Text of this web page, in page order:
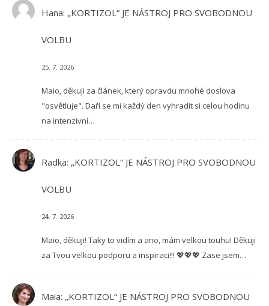
Hana: „KORTIZOL“ JE NÁSTROJ PRO SVOBODNOU
VOLBU
25. 7. 2026
Maio, děkuji za článek, který opravdu mnohé doslova
"osvětluje". Daří se mi každý den vyhradit si celou hodinu
na intenzivní…
Radka: „KORTIZOL“ JE NÁSTROJ PRO SVOBODNOU
VOLBU
24. 7. 2026
Maio, děkuji! Taky to vidím a ano, mám velkou touhu! Děkuji
za Tvou velkou podporu a inspiraci!!! 💖💖💖 Zase jsem…
Maia: „KORTIZOL“ JE NÁSTROJ PRO SVOBODNOU